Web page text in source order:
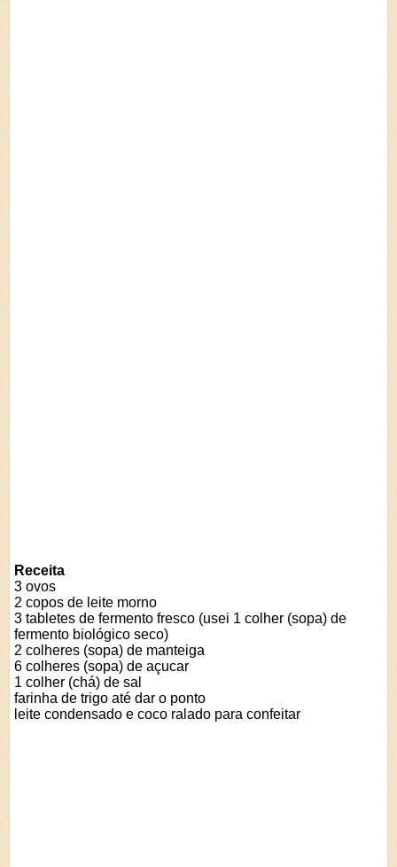
Receita
3 ovos
2 copos de leite morno
3 tabletes de fermento fresco (usei 1 colher (sopa) de
fermento biológico seco)
2 colheres (sopa) de manteiga
6 colheres (sopa) de açucar
1 colher (chá) de sal
farinha de trigo até dar o ponto
leite condensado e coco ralado para confeitar